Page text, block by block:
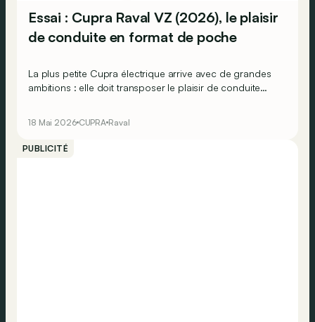
Essai : Cupra Raval VZ (2026), le plaisir
de conduite en format de poche
La plus petite Cupra électrique arrive avec de grandes
ambitions : elle doit transposer le plaisir de conduite
18 Mai 2026 CUPRA Raval
PUBLICITÉ